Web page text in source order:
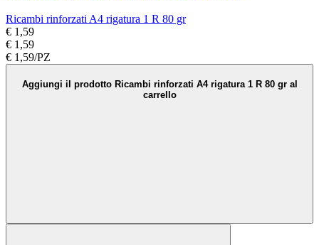
Ricambi rinforzati A4 rigatura 1 R 80 gr
€ 1,59
€ 1,59
€ 1,59/PZ
Aggiungi il prodotto Ricambi rinforzati A4 rigatura 1 R 80 gr al
carrello